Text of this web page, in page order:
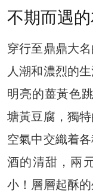
不期而遇
穿行至鼎鼎大
人潮和濃烈的
明亮的薑黃色
塘黃豆腐，獨
空氣中交織着
酒的清甜，兩
小！層層起酥